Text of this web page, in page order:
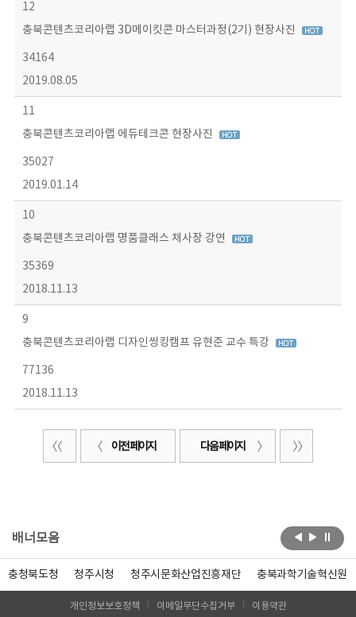
12
충북콘텐츠코리아랩 3D메이킷콘 마스터과정(2기) 현장사진
34164
2019.08.05
11
충북콘텐츠코리아랩 에듀테크콘 현장사진
35027
2019.01.14
10
충북콘텐츠코리아랩 명품클래스 채사장 강연
35369
2018.11.13
9
충북콘텐츠코리아랩 디자인씽킹캠프 유현준 교수 특강
77136
2018.11.13
이전 페이지 다음 페이지
배너모음
충청북도청 청주시청 청주시문화산업진흥재단 충북과학기술혁신원
개인정보보호정책 이메일무단수집거부 이용약관